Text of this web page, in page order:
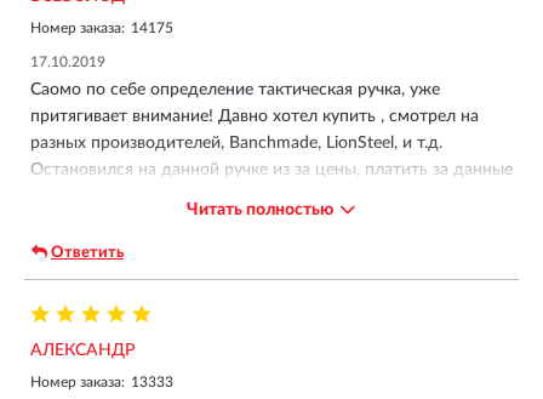
Номер заказа: 14175
17.10.2019
Саомо по себе определение тактическая ручка, уже
притягивает внимание! Давно хотел купить , смотрел на
разных производителей, Banchmade, LionSteel, и т.д.
Остановился на данной ручке из за цены, платить за данные
поменял на Parker , просто потому, что там был черного
цвета, иногда чувствуется его еле заметный люфт . А вот
удобный "стилус" с резиновым наконечником , очень
красивого цвета, он не чёрный , больше напоминает
бронзовый оттенок, но покрытие скорее всего будет быстро
Читать полностью
Ответить
АЛЕКСАНДР
Номер заказа: 13333